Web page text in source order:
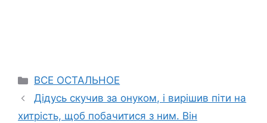
Categories
ВСЕ ОСТАЛЬНОЕ
Дідусь скучив за онуком, і вирішив піти на
хитрість, щоб побачитися з ним. Він